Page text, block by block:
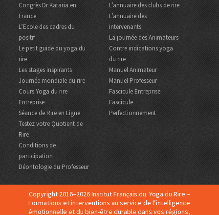
Congrès Dr Kataria en
France
L’Ecole des cadres du
positif
Le petit guide du yoga du
rire
Les stages inspirants
Journée mondiale du rire
Cours Yoga du rire
Entreprise
Séance de Rire en Ligne
Testez votre Quotient de
Rire
Conditions de
participation
Déontologie du Professeur
L’annuaire des clubs de rire
L’annuaire des
intervenants
La journée des Animateurs
Contre indications yoga
du rire
Manuel Animateur
Manuel Professeur
Fascicule Entreprise
Fascicule
Perfectionnement
Copyright 2016–2026 Institut Français du Yoga du Rire –
Formations et interventions au service de l’intelligence
émotionnelle et du bien-être durable dans vos régions,